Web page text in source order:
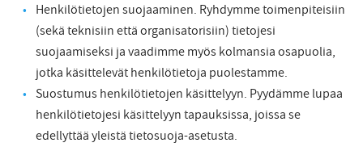
Henkilötietojen suojaaminen. Ryhdymme toimenpiteisiin
(sekä teknisiin että organisatorisiin) tietojesi
suojaamiseksi ja vaadimme myös kolmansia osapuolia,
jotka käsittelevät henkilötietoja puolestamme.
Suostumus henkilötietojen käsittelyyn. Pyydämme lupaa
henkilötietojesi käsittelyyn tapauksissa, joissa se
edellyttää yleistä tietosuoja-asetusta.